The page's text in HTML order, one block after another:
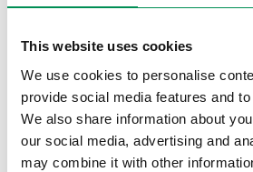
This website uses cookies
We use cookies to personalise
provide social media features and
We also share information about
our social media, advertising and
may combine it with other
8
9
0
1
6
7
8
8
9
0
Si è registrato un
all’anno precedente.
Deichmann ha circa 49.900
complessivamente in
paesi europei e negli USA.